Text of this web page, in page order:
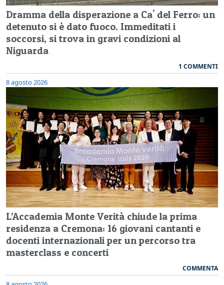
Dramma della disperazione a Ca' del Ferro: un
detenuto si è dato fuoco. Immeditati i
soccorsi, si trova in gravi condizioni al
Niguarda
1 COMMENTI
8 agosto 2026
L’Accademia Monte Verità chiude la prima
residenza a Cremona: 16 giovani cantanti e
docenti internazionali per un percorso tra
masterclass e concerti
COMMENTA